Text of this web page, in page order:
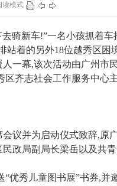
98 1
读模式
骑新车!”一名小孩抓着
站着的另外18位越秀区
一幕,该次活动由广州市
齐志社会工作服务中心
议并为启动仪式致辞,原
政局副局长梁岳以及共
优秀儿童图书展”书券,并